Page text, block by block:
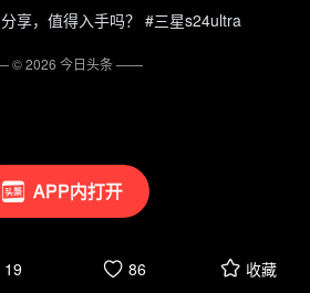
APP内打开
享，值得入手吗？ #三星s24ultra
19 86 收藏
©2026 今日头条——